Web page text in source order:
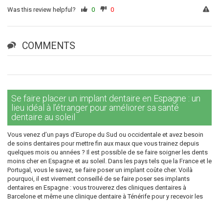
Was this review helpful? 0 0
COMMENTS
Se faire placer un implant dentaire en Espagne : un
lieu idéal à l’étranger pour améliorer sa santé
dentaire au soleil
Vous venez d’un pays d’Europe du Sud ou occidentale et avez besoin
de soins dentaires pour mettre fin aux maux que vous trainez depuis
quelques mois ou années ? Il est possible de se faire soigner les dents
moins cher en Espagne et au soleil. Dans les pays tels que la France et le
Portugal, vous le savez, se faire poser un implant coûte cher. Voilà
pourquoi, il est vivement conseillé de se faire poser ses implants
dentaires en Espagne : vous trouverez des cliniques dentaires à
Barcelone et même une clinique dentaire à Ténérife pour y recevoir les